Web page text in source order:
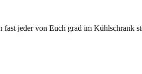
jeder von Euch grad im Kühlschrank